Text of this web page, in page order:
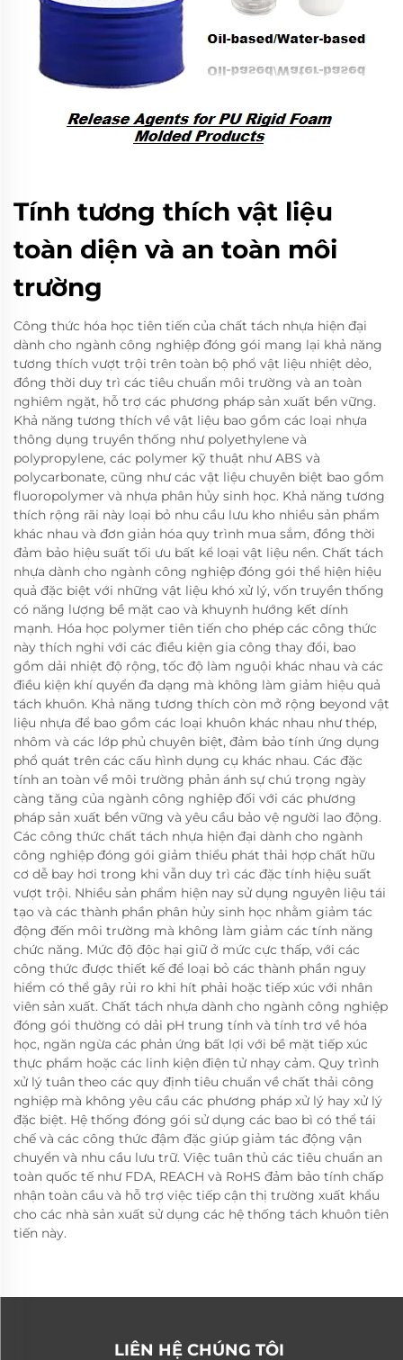
Tính tương thích vật liệu
toàn diện và an toàn môi
trường
Công thức hóa học tiên tiến của chất tách nhựa hiện đại
dành cho ngành công nghiệp đóng gói mang lại khả năng
tương thích vượt trội trên toàn bộ phổ vật liệu nhiệt dẻo,
đồng thời duy trì các tiêu chuẩn môi trường và an toàn
nghiêm ngặt, hỗ trợ các phương pháp sản xuất bền vững.
Khả năng tương thích về vật liệu bao gồm các loại nhựa
thông dụng truyền thống như polyethylene và
polypropylene, các polymer kỹ thuật như ABS và
polycarbonate, cũng như các vật liệu chuyên biệt bao gồm
fluoropolymer và nhựa phân hủy sinh học. Khả năng tương
thích rộng rãi này loại bỏ nhu cầu lưu kho nhiều sản phẩm
khác nhau và đơn giản hóa quy trình mua sắm, đồng thời
đảm bảo hiệu suất tối ưu bất kể loại vật liệu nền. Chất tách
nhựa dành cho ngành công nghiệp đóng gói thể hiện hiệu
quả đặc biệt với những vật liệu khó xử lý, vốn truyền thống
có năng lượng bề mặt cao và khuynh hướng kết dính
mạnh. Hóa học polymer tiên tiến cho phép các công thức
này thích nghi với các điều kiện gia công thay đổi, bao
gồm dải nhiệt độ rộng, tốc độ làm nguội khác nhau và các
điều kiện khí quyển đa dạng mà không làm giảm hiệu quả
tách khuôn. Khả năng tương thích còn mở rộng beyond vật
liệu nhựa để bao gồm các loại khuôn khác nhau như thép,
nhôm và các lớp phủ chuyên biệt, đảm bảo tính ứng dụng
phổ quát trên các cấu hình dụng cụ khác nhau. Các đặc
tính an toàn về môi trường phản ánh sự chú trọng ngày
càng tăng của ngành công nghiệp đối với các phương
pháp sản xuất bền vững và yêu cầu bảo vệ người lao động.
Các công thức chất tách nhựa hiện đại dành cho ngành
công nghiệp đóng gói giảm thiểu phát thải hợp chất hữu
cơ dễ bay hơi trong khi vẫn duy trì các đặc tính hiệu suất
vượt trội. Nhiều sản phẩm hiện nay sử dụng nguyên liệu tái
tạo và các thành phần phân hủy sinh học nhằm giảm tác
động đến môi trường mà không làm giảm các tính năng
chức năng. Mức độ độc hại giữ ở mức cực thấp, với các
công thức được thiết kế để loại bỏ các thành phần nguy
hiểm có thể gây rủi ro khi hít phải hoặc tiếp xúc với nhân
viên sản xuất. Chất tách nhựa dành cho ngành công nghiệp
đóng gói thường có dải pH trung tính và tính trơ về hóa
học, ngăn ngừa các phản ứng bất lợi với bề mặt tiếp xúc
thực phẩm hoặc các linh kiện điện tử nhạy cảm. Quy trình
xử lý tuân theo các quy định tiêu chuẩn về chất thải công
nghiệp mà không yêu cầu các phương pháp xử lý hay xử lý
đặc biệt. Hệ thống đóng gói sử dụng các bao bì có thể tái
chế và các công thức đậm đặc giúp giảm tác động vận
chuyển và nhu cầu lưu trữ. Việc tuân thủ các tiêu chuẩn an
toàn quốc tế như FDA, REACH và RoHS đảm bảo tính chấp
nhận toàn cầu và hỗ trợ việc tiếp cận thị trường xuất khẩu
cho các nhà sản xuất sử dụng các hệ thống tách khuôn tiên
tiến này.
LIÊN HỆ CHÚNG TÔI